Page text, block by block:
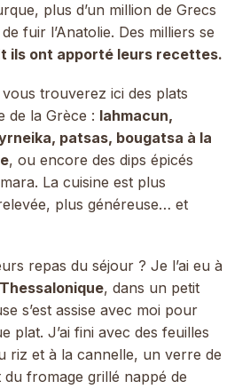
plus d’un million de Grecs
fuir l’Anatolie. Des milliers se
ils ont apporté leurs recettes.
vous trouverez ici des plats
de la Grèce : lahmacun,
patsas, bougatsa à la
, ou encore des dips épicés
La cuisine est plus
plus généreuse… et
repas du séjour ? Je l’ai eu à
, dans un petit
s’est assise avec moi pour
plat. J’ai fini avec des feuilles
riz et à la cannelle, un verre de
fromage grillé nappé de